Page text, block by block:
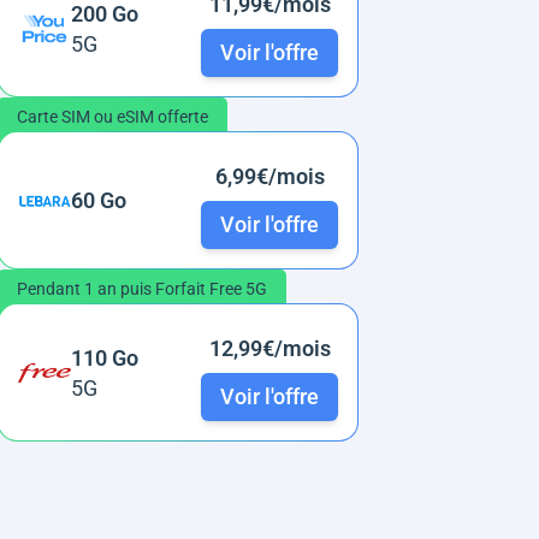
200 Go
5G
Voir l'offre
Carte SIM ou eSIM offerte
60 Go
6,99€/mois
Voir l'offre
Pendant 1 an puis Forfait Free 5G
110 Go
5G
12,99€/mois
Voir l'offre